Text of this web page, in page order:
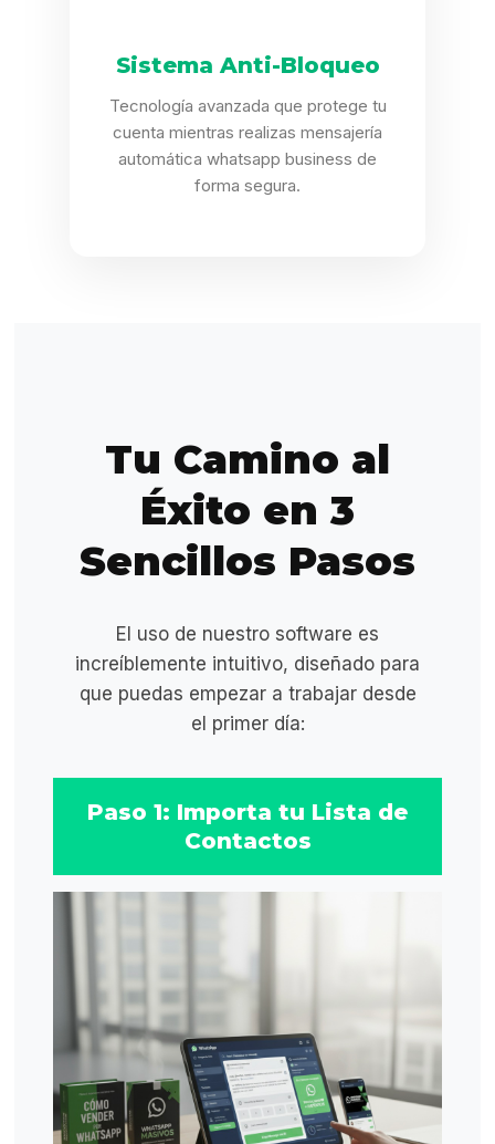
Sistema Anti-Bloqueo
Tecnología avanzada que protege tu
cuenta mientras realizas mensajería
automática whatsapp business de
forma segura.
Tu Camino al
Éxito en 3
Sencillos Pasos
El uso de nuestro software es
increíblemente intuitivo, diseñado para
que puedas empezar a trabajar desde
el primer día:
Paso 1: Importa tu Lista de
Contactos